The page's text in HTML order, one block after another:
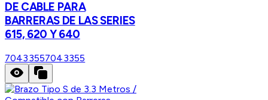
DE CABLE PARA
BARRERAS DE LAS SERIES
615, 620 Y 640
70433557043355